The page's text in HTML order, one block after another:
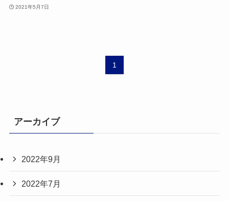
2021年5月7日
1
アーカイブ
2022年9月
2022年7月